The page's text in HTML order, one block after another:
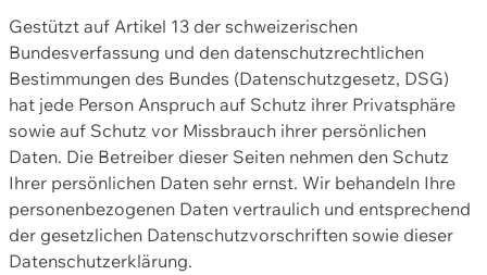
Gestützt auf Artikel 13 der schweizerischen
Bundesverfassung und den datenschutzrechtlichen
Bestimmungen des Bundes (Datenschutzgesetz, DSG)
hat jede Person Anspruch auf Schutz ihrer Privatsphäre
sowie auf Schutz vor Missbrauch ihrer persönlichen
Daten. Die Betreiber dieser Seiten nehmen den Schutz
Ihrer persönlichen Daten sehr ernst. Wir behandeln Ihre
personenbezogenen Daten vertraulich und entsprechend
der gesetzlichen Datenschutzvorschriften sowie dieser
Datenschutzerklärung.